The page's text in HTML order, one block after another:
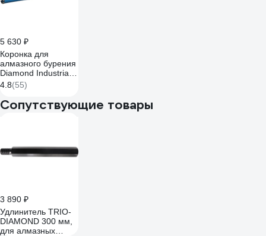
5 630 ₽
Коронка для
алмазного бурения
Diamond Industrial
52 х 450 мм LASER
1 1/4UNC
DIDAB52450
4.8(55)
Сопутствующие товары
3 890 ₽
Удлинитель TRIO-
DIAMOND 300 мм,
для алмазных